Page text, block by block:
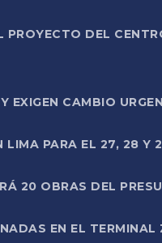
DEL
CAMBIO
LIMA PARA EL 27, 28 Y
20 OBRAS DEL
EN EL